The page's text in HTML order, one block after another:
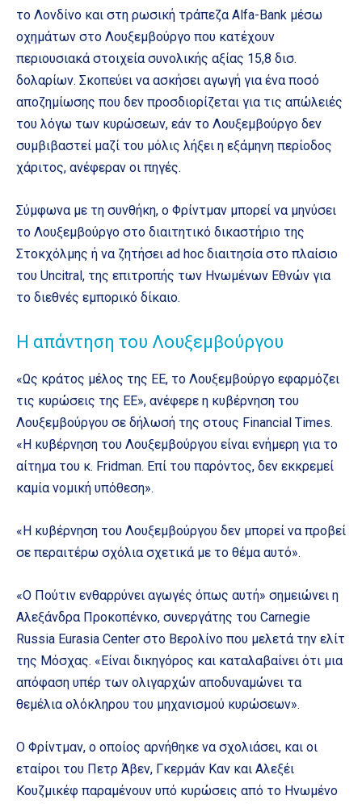
το Λονδίνο και στη ρωσική τράπεζα Alfa-Bank μέσω
οχημάτων στο Λουξεμβούργο που κατέχουν
περιουσιακά στοιχεία συνολικής αξίας 15,8 δισ.
δολαρίων. Σκοπεύει να ασκήσει αγωγή για ένα ποσό
αποζημίωσης που δεν προσδιορίζεται για τις απώλειές
του λόγω των κυρώσεων, εάν το Λουξεμβούργο δεν
συμβιβαστεί μαζί του μόλις λήξει η εξάμηνη περίοδος
χάριτος, ανέφεραν οι πηγές.
Σύμφωνα με τη συνθήκη, ο Φρίντμαν μπορεί να μηνύσει
το Λουξεμβούργο στο διαιτητικό δικαστήριο της
Στοκχόλμης ή να ζητήσει ad hoc διαιτησία στο πλαίσιο
του Uncitral, της επιτροπής των Ηνωμένων Εθνών για
το διεθνές εμπορικό δίκαιο.
Η απάντηση του Λουξεμβούργου
«Ως κράτος μέλος της ΕΕ, το Λουξεμβούργο εφαρμόζει
τις κυρώσεις της ΕΕ», ανέφερε η κυβέρνηση του
Λουξεμβούργου σε δήλωσή της στους Financial Times.
«Η κυβέρνηση του Λουξεμβούργου είναι ενήμερη για το
αίτημα του κ. Fridman. Επί του παρόντος, δεν εκκρεμεί
καμία νομική υπόθεση».
«Η κυβέρνηση του Λουξεμβούργου δεν μπορεί να προβεί
σε περαιτέρω σχόλια σχετικά με το θέμα αυτό».
«Ο Πούτιν ενθαρρύνει αγωγές όπως αυτή» σημειώνει η
Αλεξάνδρα Προκοπένκο, συνεργάτης του Carnegie
Russia Eurasia Center στο Βερολίνο που μελετά την ελίτ
της Μόσχας. «Είναι δικηγόρος και καταλαβαίνει ότι μια
απόφαση υπέρ των ολιγαρχών αποδυναμώνει τα
θεμέλια ολόκληρου του μηχανισμού κυρώσεων».
Ο Φρίντμαν, ο οποίος αρνήθηκε να σχολιάσει, και οι
εταίροι του Πετρ Άβεν, Γκερμάν Καν και Αλεξέι
Κουζμικέφ παραμένουν υπό κυρώσεις από το Ηνωμένο